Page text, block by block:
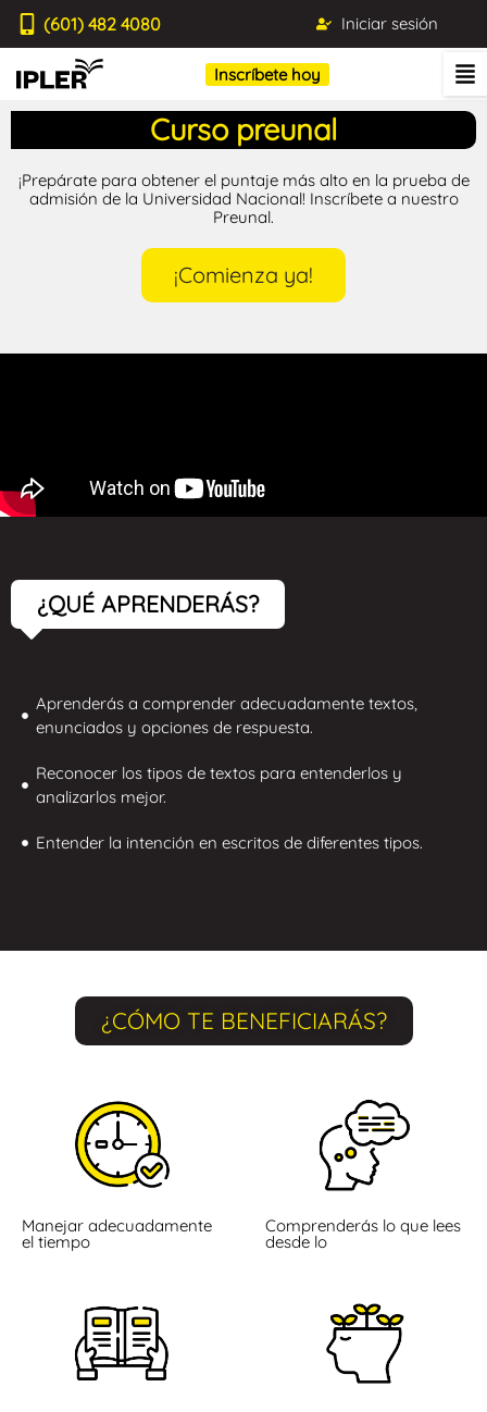
(601) 482 4080 Iniciar sesión
Inscríbete hoy
Curso preunal
¡Prepárate para obtener el puntaje más alto en la prueba de
admisión de la Universidad Nacional! Inscríbete a nuestro
Preunal.
¡Comienza ya!
¿QUÉ APRENDERÁS?
Aprenderás a comprender adecuadamente textos,
enunciados y opciones de respuesta.
Reconocer los tipos de textos para entenderlos y
analizarlos mejor.
Entender la intención en escritos de diferentes tipos.
¿CÓMO TE BENEFICIARÁS?
Manejar adecuadamente
el tiempo
Comprenderás lo que lees
desde lo